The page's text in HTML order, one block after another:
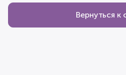
Вернуться к